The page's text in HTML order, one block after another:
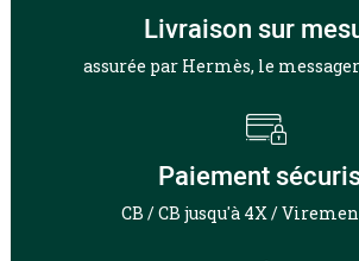
Livraison sur
assurée par Hermès, le
Paiement
CB / CB jusqu'à 4X /